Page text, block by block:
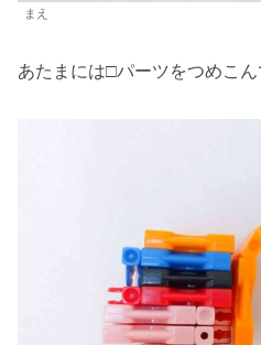
まえ
あたまには□パーツをつめこん